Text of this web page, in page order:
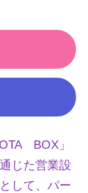
BOX」
じた営業設
して、パー